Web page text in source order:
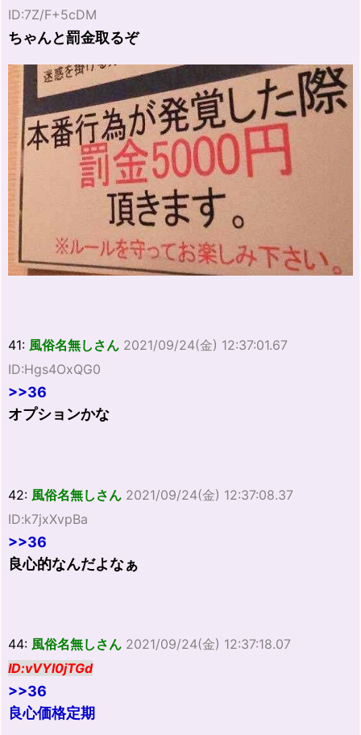
ID:7Z/F+5cDM
ちゃんと罰金取るぞ
41: 風俗名無しさん 2021/09/24(金) 12:37:01.67
ID:Hgs4OxQG0
>>36
オプションかな
42: 風俗名無しさん 2021/09/24(金) 12:37:08.37
ID:k7jxXvpBa
>>36
良心的なんだよなぁ
44: 風俗名無しさん 2021/09/24(金) 12:37:18.07
ID:vVYl0jTGd
>>36
良心価格定期